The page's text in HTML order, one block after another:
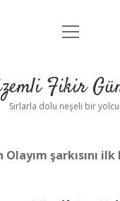
Anasayfa
Yasal Uyarı
menüyü
Fikir
Sırlarla dolu neşeli bir
Olayım şarkısını